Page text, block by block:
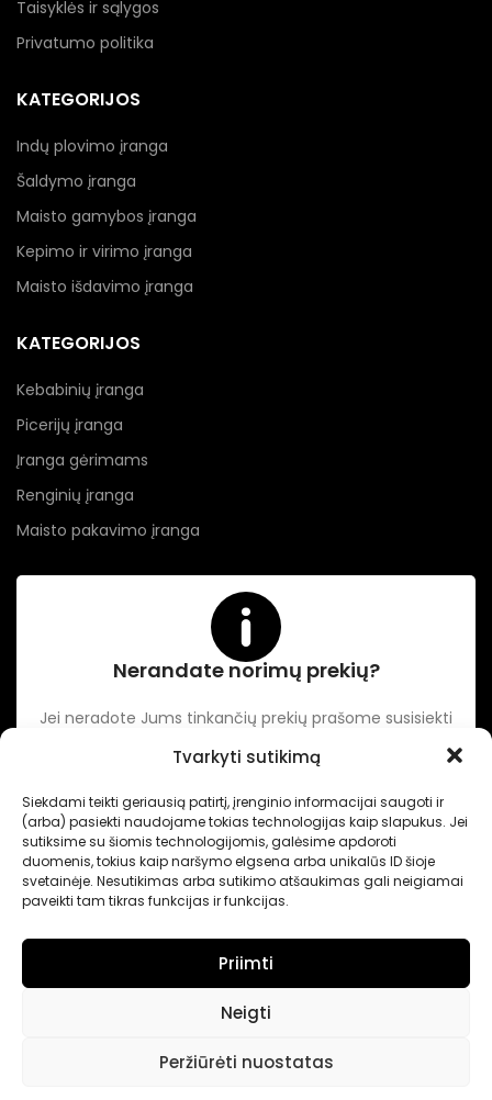
Tvarkyti sutikimą
Siekdami teikti geriausią patirtį, įrenginio informacijai saugoti ir
(arba) pasiekti naudojame tokias technologijas kaip slapukus. Jei
sutiksime su šiomis technologijomis, galėsime apdoroti
duomenis, tokius kaip naršymo elgsena arba unikalūs ID šioje
svetainėje. Nesutikimas arba sutikimo atšaukimas gali neigiamai
paveikti tam tikras funkcijas ir funkcijas.
Priimti
Neigti
Peržiūrėti nuostatas
Taisyklės ir sąlygos
Privatumo politika
KATEGORIJOS
Indų plovimo įranga
Šaldymo įranga
Maisto gamybos įranga
Kepimo ir virimo įranga
Maisto išdavimo įranga
KATEGORIJOS
Kebabinių įranga
Picerijų įranga
Įranga gėrimams
Renginių įranga
Maisto pakavimo įranga
Nerandate norimų prekių?
Jei neradote Jums tinkančių prekių prašome susisiekti
Intertechnika Sukurta pagal užsakymą - Dominykas Vitkauskas
Internetinių svetainių sprendimai